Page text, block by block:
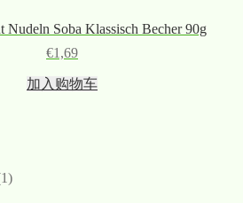
Nudeln Soba Klassisch Becher 90g
€1,69
加入购物车